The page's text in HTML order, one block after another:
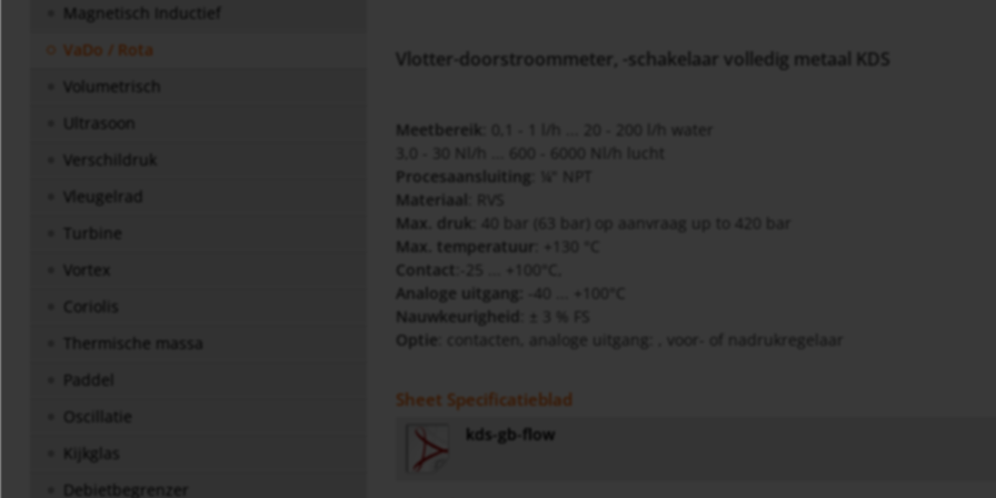
Magnetisch Inductief
VaDo / Rota
Volumetrisch
Ultrasoon
Verschildruk
Vleugelrad
Turbine
Vortex
Coriolis
Thermische massa
Paddel
Oscillatie
Kijkglas
Debietbegrenzer
Vlotter-doorstroommeter, -schakelaar volledig metaal KDS
Meetbereik
: 0,1 - 1 l/h ... 20 - 200 l/h water
3,0 - 30 Nl/h ... 600 - 6000 Nl/h lucht
Procesaansluiting : ¼" NPT
Materiaal
: RVS
Max. druk
: 40 bar (63 bar) op aanvraag up to 420 bar
Max. temperatuur : +130 °C
Contact :-25 ... +100°C,
Analoge uitgang:
-40 ... +100°C
Nauwkeurigheid : ± 3 % FS
Optie : contacten, analoge uitgang: , voor- of nadrukregelaar
Sheet Specificatieblad
kds-gb-flow